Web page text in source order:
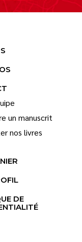
un manuscrit
nos livres
DE